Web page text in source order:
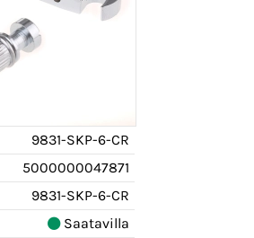
9831-SKP-6-CR
5000000047871
9831-SKP-6-CR
Saatavilla